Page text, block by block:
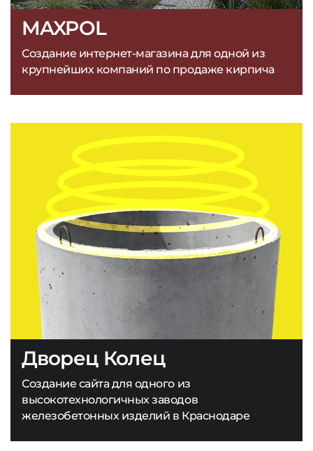
MAXPOL
Создание интернет-магазина для одной из
крупнейших компаний по продаже кирпича
Дворец Колец
Создание сайта для одного из
высокотехнологичных заводов
железобетонных изделий в Краснодаре